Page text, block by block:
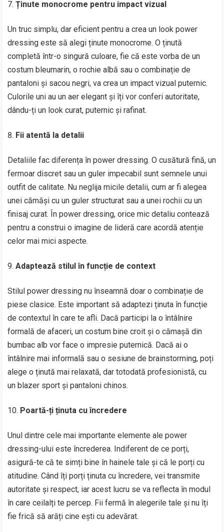
Ținute monocrome pentru impact vizual
Un truc simplu, dar eficient pentru a crea un look power
dressing este să alegi ținute monocrome. O ținută
completă într-o singură culoare, fie că este vorba de un
costum bleumarin, o rochie albă sau o combinație de
pantaloni și sacou negri, va crea un impact vizual puternic.
Culorile uni au un aer elegant și îți vor conferi autoritate,
dându-ți un look curat, puternic și rafinat.
Fii atentă la detalii
Detaliile fac diferența în power dressing. O cusătură fină, un
fermoar discret sau un guler impecabil sunt semnele unui
outfit de calitate. Nu neglija micile detalii, cum ar fi alegea
unei cămăși cu un guler structurat sau a unei rochii cu un
finisaj curat. În power dressing, orice mic detaliu contează
pentru a construi o imagine de lideră care acordă atenție
celor mai mici aspecte.
Adaptează stilul în funcție de context
Stilul power dressing nu înseamnă doar o combinație de
piese clasice. Este important să adaptezi ținuta în funcție
de contextul în care te afli. Dacă participi la o întâlnire
formală de afaceri, un costum bine croit și o cămașă din
bumbac alb vor face o impresie puternică. Dacă ai o
întâlnire mai informală sau o sesiune de brainstorming, poți
alege o ținută mai relaxată, dar totodată profesionistă, cu
un blazer sport și pantaloni chinos.
Poartă-ți ținuta cu încredere
Unul dintre cele mai importante elemente ale power
dressing-ului este încrederea. Indiferent de ce porți,
asigură-te că te simți bine în hainele tale și că le porți cu
atitudine. Când îți porți ținuta cu încredere, vei transmite
autoritate și respect, iar acest lucru se va reflecta în modul
în care ceilalți te percep. Fii fermă în alegerile tale și nu îți
fie frică să arăți cine ești cu adevărat.